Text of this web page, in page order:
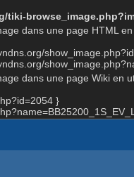
tiki-
dans une page HTML
dans une page Wiki en
}